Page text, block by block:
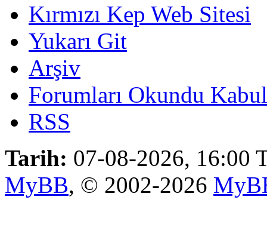
Kırmızı Kep Web Sitesi
Yukarı Git
Arşiv
Forumları Okundu
RSS
Tarih: 07-08-2026, 16:00
MyBB, © 2002-2026